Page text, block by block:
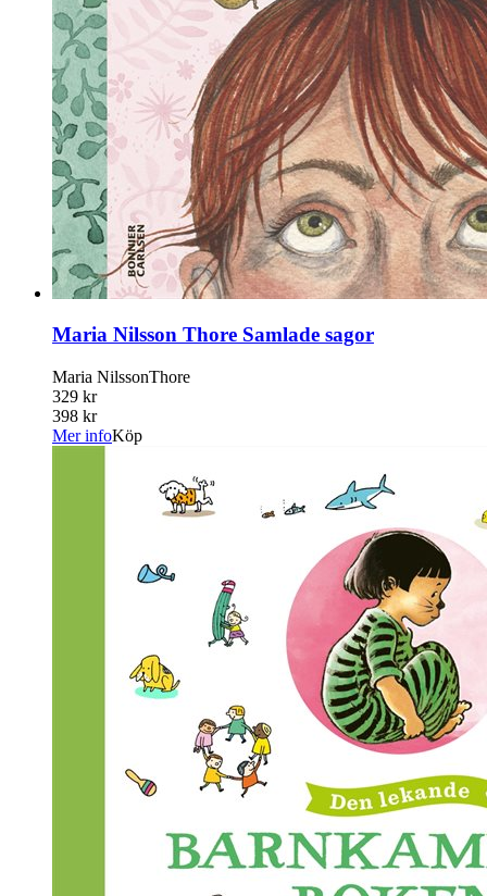
Maria Nilsson Thore Samlade sagor
Maria NilssonThore
329 kr
398 kr
Mer infoKöp